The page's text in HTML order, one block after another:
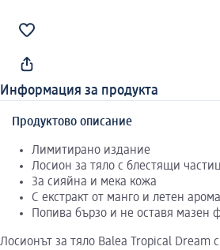
Информация за продукта
Продуктово описание
Лимитирано издание
Лосион за тяло с блестящи
За сияйна и мека кожа
С екстракт от манго и летен
Попива бързо и не оставя мазен
Лосионът за тяло Balea Tropical Dream